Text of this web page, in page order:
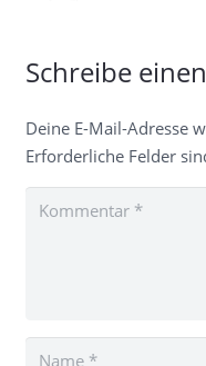
Schreibe
Deine E-Mail-Adresse
Erforderliche Felder